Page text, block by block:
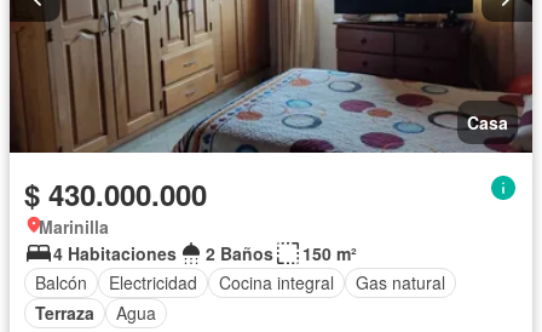
Casa
$ 430.000.000
Marinilla
4 Habitaciones
2 Baños
150 m²
Balcón
Electricidad Cocina integral
Gas natural
Terraza
Agua